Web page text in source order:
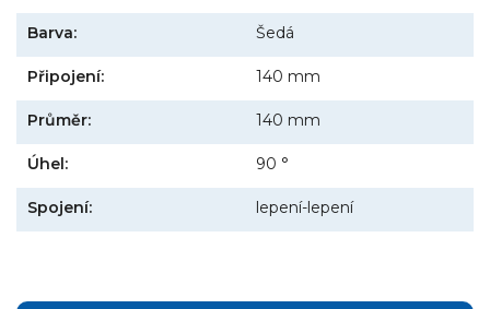
Barva: Šedá
Připojení: 140 mm
Průměr: 140 mm
Úhel: 90 °
Spojení: lepení-lepení